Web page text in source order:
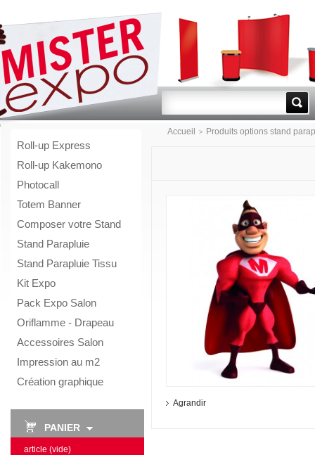
Go!
Roll-up Express
Roll-up Kakemono
Photocall
Totem Banner
Composer votre Stand
Stand Parapluie
Stand Parapluie Tissu
Kit Expo
Pack Expo Salon
Oriflamme - Drapeau
Accessoires Salon
Impression au m2
Création graphique
PANIER
article (vide)
Accueil > Produits options stand
Agrandir